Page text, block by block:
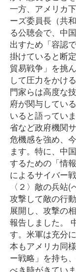
一方、アメリカ
ーズ委員長（共
る公聴会で、中
出すため「容認
掛けていると断
貿易戦争」を挑
して圧力をかけ
門家らは高度な
府が関与してい
いると語ってい
省など政府機関
危機感を強め、
ます。特に、中
するための「情
によるサイバー
〈２〉敵の兵站
攻撃して敵の行
展開し、攻撃の
報告しました。
す。米軍は充分
本もアメリカ同
ー戦略」を持ち
べき時がきてい